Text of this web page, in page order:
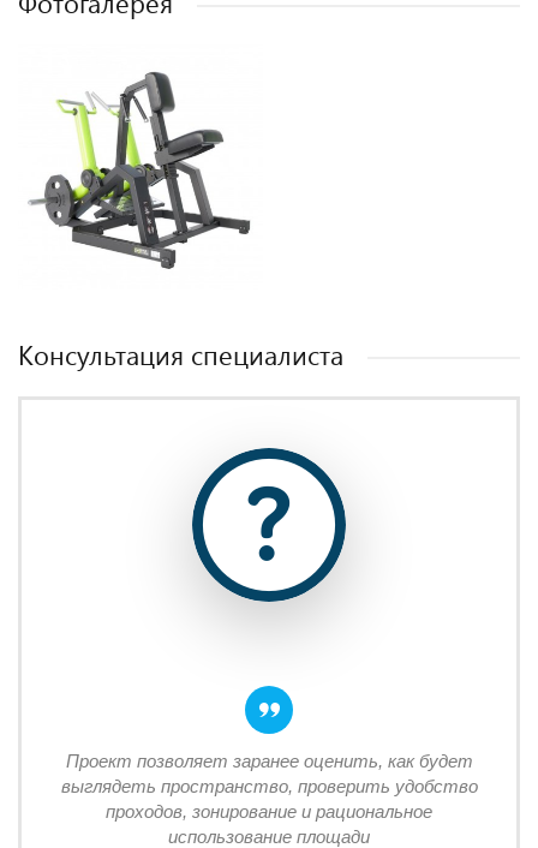
Консультация специалиста
Проект позволяет заранее оценить, как будет
выглядеть пространство, проверить удобство
проходов, зонирование и рациональное
использование площади